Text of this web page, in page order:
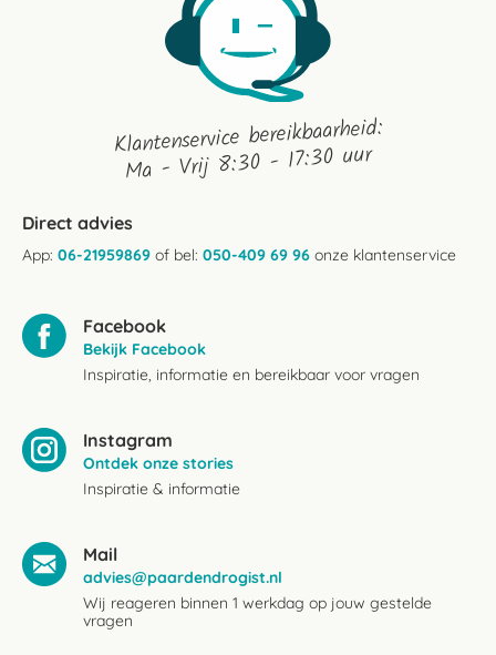
Klantenservice bereikbaarheid:
Ma - Vrij 8:30 - 17:30 uur
Direct advies
App: 06-21959869 of bel: 050-409 69 96 onze klantenservice
Facebook
Bekijk Facebook
Inspiratie, informatie en bereikbaar voor vragen
Instagram
Ontdek onze stories
Inspiratie & informatie
Mail
advies@paardendrogist.nl
Wij reageren binnen 1 werkdag op jouw gestelde
vragen